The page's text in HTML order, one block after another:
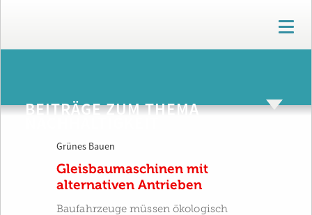
T
o
g
n
BEITRÄGE ZUM THEMA
Grünes Bauen
Gleisbaumaschinen mit
alternativen Antrieben
Baufahrzeuge müssen ökologisch